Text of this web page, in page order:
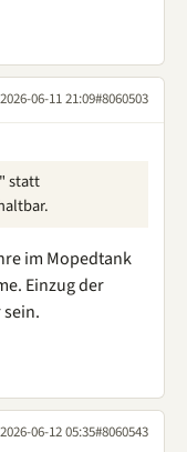
2026-06-11 21:09#8060503
statt
im Mopedtank
Einzug der
2026-06-12 05:35#8060543